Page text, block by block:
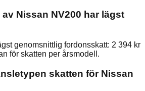
Nissan NV200 har lägst
genomsnittlig fordonsskatt: 2 394 kr
för skatten per årsmodell.
skatten för Nissan